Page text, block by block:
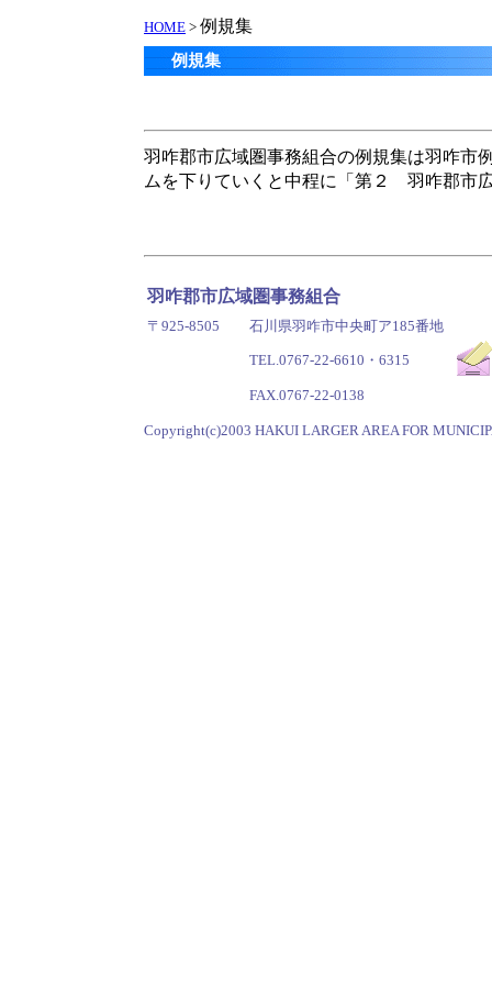
HOME > 例規集
例規集
羽咋郡市広域圏事務組合の例規集は羽咋市
ムを下りていくと中程に「第２ 羽咋郡市
羽咋郡市広域圏事務組合
〒925-8505 石川県羽咋市中央町ア185番地
TEL.0767-22-6610・6315
FAX.0767-22-0138
Copyright(c)2003 HAKUI LARGER AREA FOR